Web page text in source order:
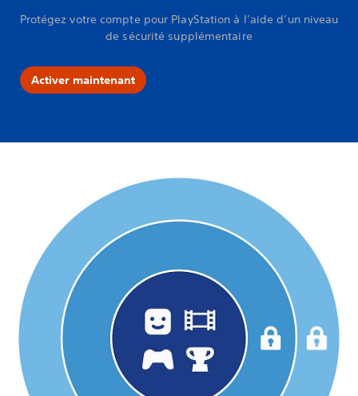
Protégez votre compte pour PlayStation à l’aide d’un niveau
de sécurité supplémentaire
Activer maintenant